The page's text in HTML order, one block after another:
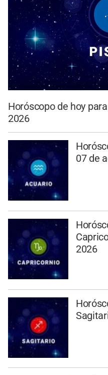
Horóscopo de hoy
2026
07 de
2026